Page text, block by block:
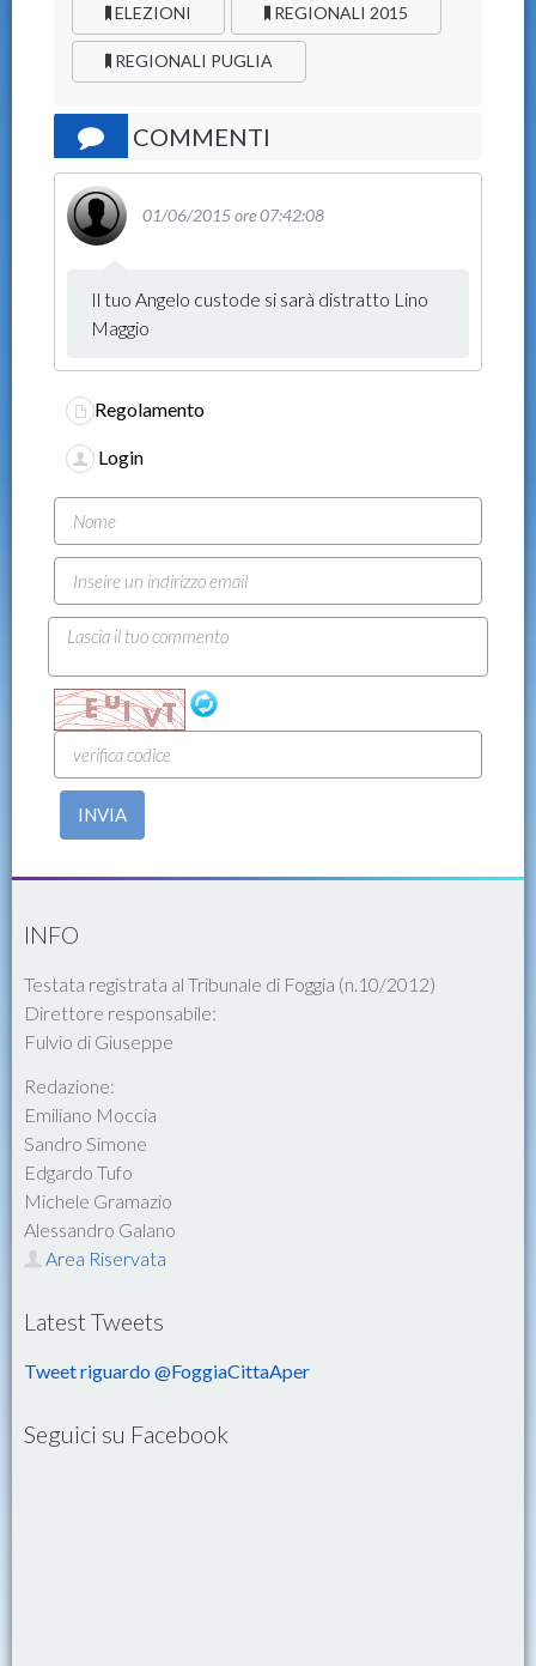
ELEZIONI REGIONALI 2015
REGIONALI PUGLIA
COMMENTI
01/06/2015 ore 07:42:08
Il tuo Angelo custode si sarà distratto Lino
Maggio
Regolamento
Login
INVIA
INFO
Testata registrata al Tribunale di Foggia (n.10/2012)
Direttore responsabile:
Fulvio di Giuseppe
Redazione:
Emiliano Moccia
Sandro Simone
Edgardo Tufo
Michele Gramazio
Alessandro Galano
Area Riservata
Latest Tweets
Tweet riguardo @FoggiaCittaAper
Seguici su Facebook